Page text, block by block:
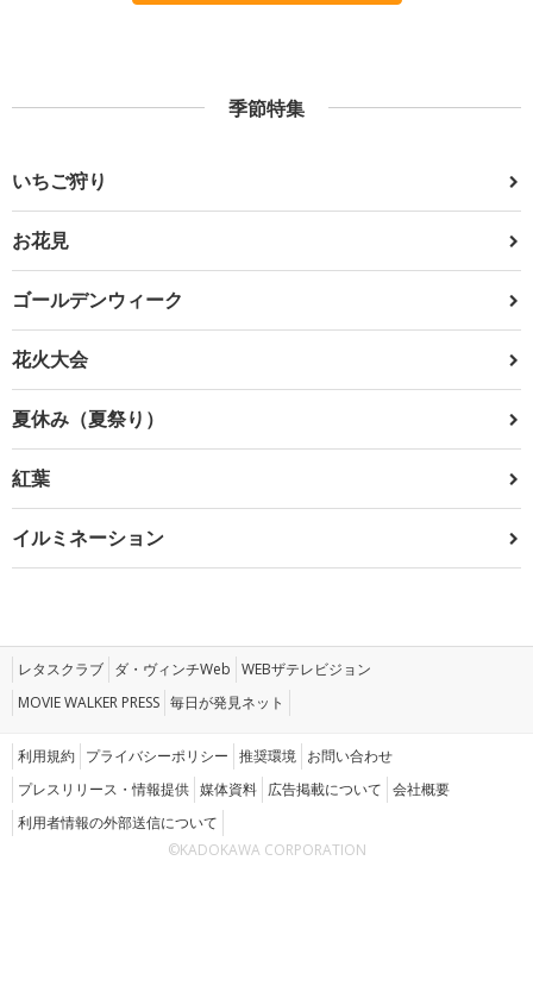
季節特集
いちご狩り
お花見
ゴールデンウィーク
花火大会
夏休み（夏祭り）
紅葉
イルミネーション
レタスクラブ ダ・ヴィンチWeb WEBザテレビジョン
MOVIE WALKER PRESS 毎日が発見ネット
利用規約 プライバシーポリシー 推奨環境 お問い合わせ
プレスリリース・情報提供 媒体資料 広告掲載について 会社概要
利用者情報の外部送信について
©KADOKAWA CORPORATION